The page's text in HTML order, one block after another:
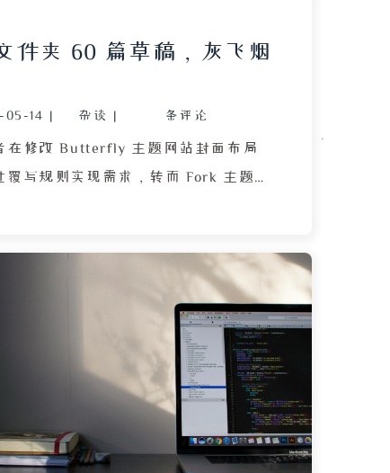
件夹 60 篇草稿，灰飞烟
05-14 | 杂谈 | 条评论
在修改 Butterfly 主题网站封面布局
覆写规则实现需求，转而 Fork 主题仓
致包含 60 多篇空白草稿的 _drafts 文
这些草稿本是未来一年的选题灵感来
将草稿库加入 .gitignore 仅影响版本
本地文件的教训，并对比了此前因缺
多篇文章文档站的更惨痛经历。文章
承担评论服务和图床导致流量异常
、上传 80 多 GB）的过往问题。最
记录博客的习惯重新恢复部分脚本逻